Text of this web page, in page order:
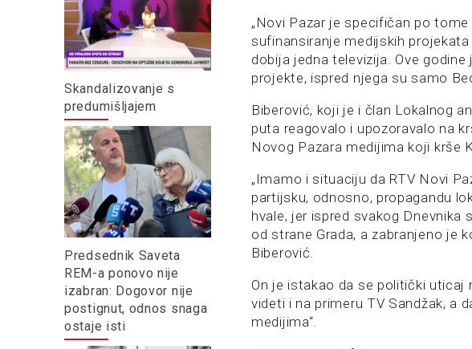
Skandalizovanje s
predumišljajem
Predsednik Saveta
REM-a ponovo nije
izabran: Dogovor nije
postignut, odnos snaga
ostaje isti
„Novi Pazar je specifičan po
sufinansiranje medijskih
dobija jedna televizija. Ove
projekte, ispred njega su samo
Biberović, koji je i član Lokalnog
puta reagovalo i upozoravalo na
Novog Pazara medijima koji krše
„Imamo i situaciju da RTV Novi
partijsku, odnosno, propagandu
hvale, jer ispred svakog
od strane Grada, a zabranjeno je
Biberović.
On je istakao da se politički
videti i na primeru TV Sandžak, a
medijima“.